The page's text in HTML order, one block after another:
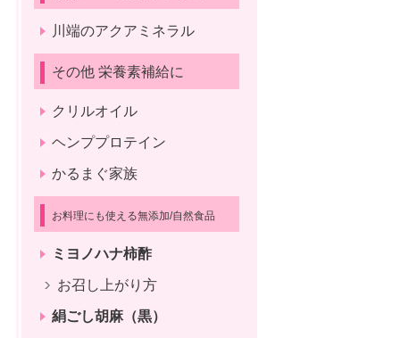
川端のアクアミネラル
その他 栄養素補給に
クリルオイル
ヘンププロテイン
かるまぐ家族
お料理にも使える無添加/自然食品
ミヨノハナ柿酢
お召し上がり方
絹ごし胡麻（黒）